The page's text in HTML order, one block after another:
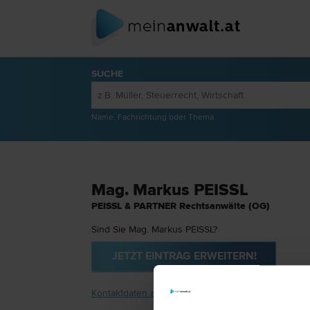
SUCHE
Name, Fachrichtung oder Thema
Mag. Markus PEISSL
PEISSL & PARTNER Rechtsanwälte (OG)
Sind Sie Mag. Markus PEISSL?
JETZT EINTRAG ERWEITERN!
Kontaktdaten anzeigen